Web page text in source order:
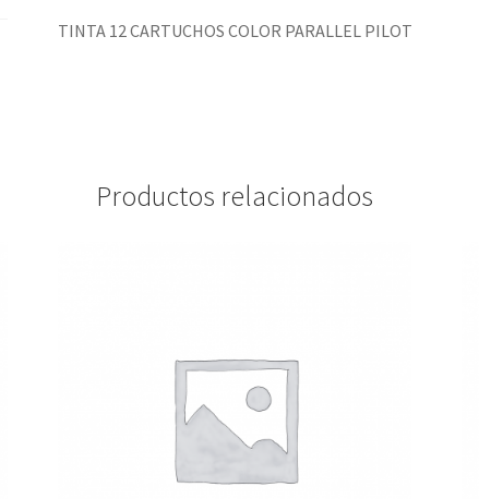
TINTA 12 CARTUCHOS COLOR PARALLEL PILOT
Productos relacionados